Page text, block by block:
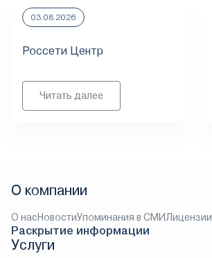
03.08.2026
Россети Центр
Читать далее
О компании
О насНовостиУпоминания в СМИЛицензии
Раскрытие информации
Услуги